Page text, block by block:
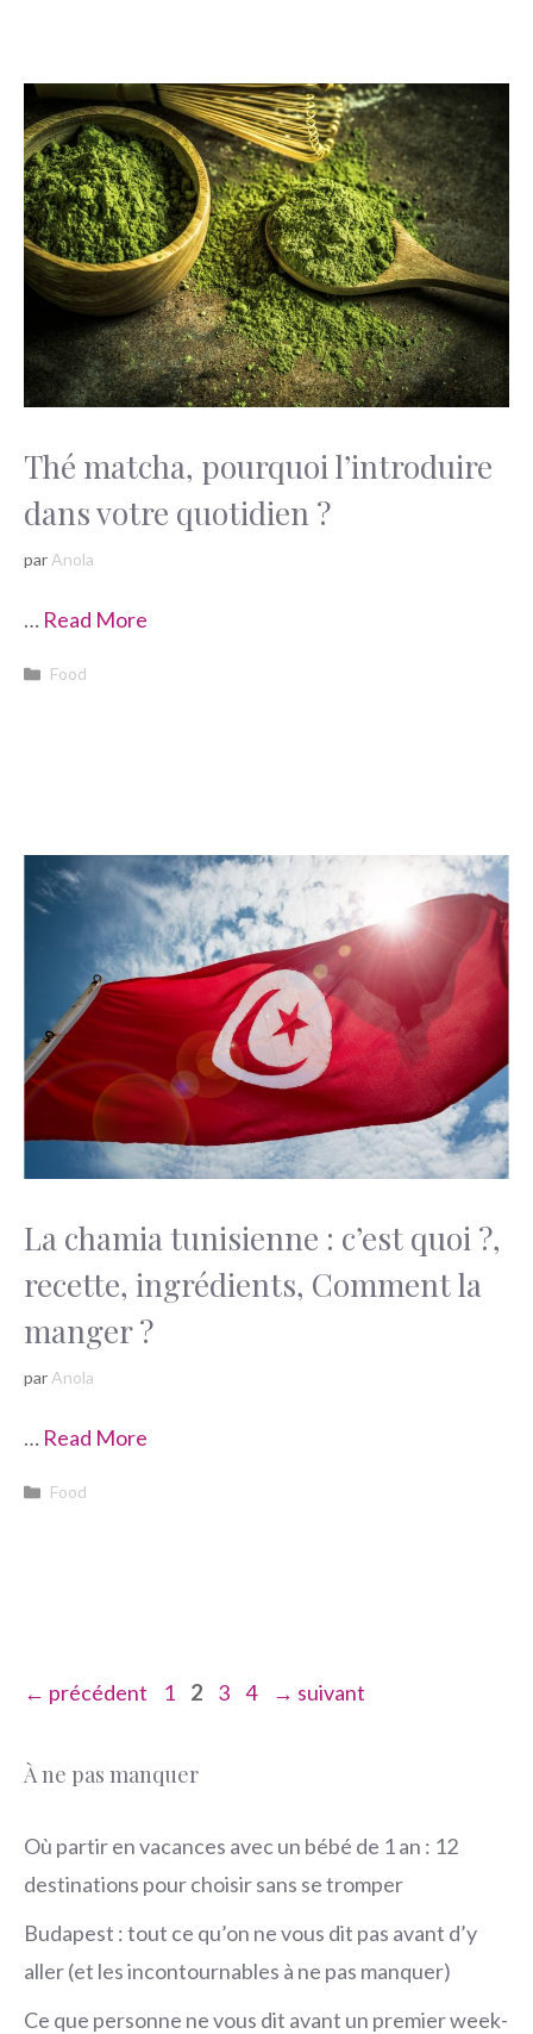
Thé matcha, pourquoi l’introduire
dans votre quotidien ?
parAnola
… Read More
Catégories
Food
La chamia tunisienne : c’est quoi ?,
recette, ingrédients, Comment la
manger ?
parAnola
… Read More
Catégories
Food
← précédent Page
1 Page
2 Page
3 Page
4 → suivant
À ne pas manquer
Où partir en vacances avec un bébé de 1 an : 12
destinations pour choisir sans se tromper
Budapest : tout ce qu’on ne vous dit pas avant d’y
aller (et les incontournables à ne pas manquer)
Ce que personne ne vous dit avant un premier week-